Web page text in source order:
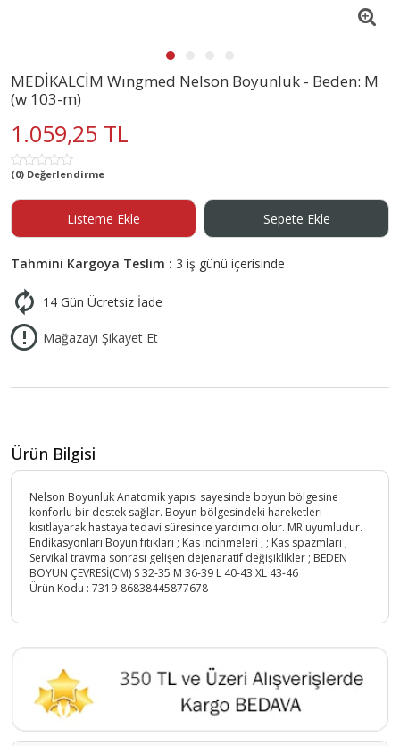
MEDİKALCİM Wıngmed Nelson Boyunluk - Beden: M
(w 103-m)
1.059,25 TL
(0) Değerlendirme
Listeme Ekle Sepete Ekle
Tahmini Kargoya Teslim : 3 iş günü içerisinde
14 Gün Ücretsiz İade
Mağazayı Şikayet Et
Ürün Bilgisi
Nelson Boyunluk Anatomik yapısı sayesinde boyun bölgesine
konforlu bir destek sağlar. Boyun bölgesindeki hareketleri
kısıtlayarak hastaya tedavi süresince yardımcı olur. MR uyumludur.
Endikasyonları Boyun fıtıkları ; Kas incinmeleri ; ; Kas spazmları ;
Servikal travma sonrası gelişen dejenaratif değişiklikler ; BEDEN
BOYUN ÇEVRESİ(CM) S 32-35 M 36-39 L 40-43 XL 43-46
Ürün Kodu : 7319-86838445877678